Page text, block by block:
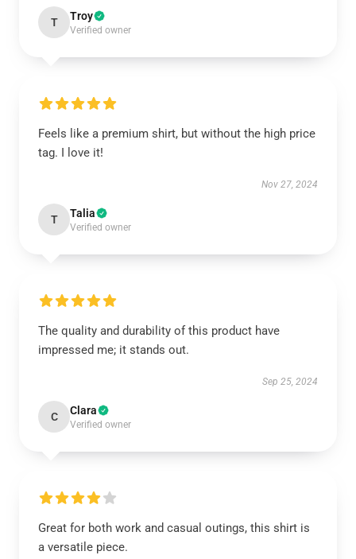
T Troy
Verified owner
Feels like a premium shirt, but without the high price
tag. I love it!
Nov 27, 2024
T Talia
Verified owner
The quality and durability of this product have
impressed me; it stands out.
Sep 25, 2024
C Clara
Verified owner
Great for both work and casual outings, this shirt is
a versatile piece.